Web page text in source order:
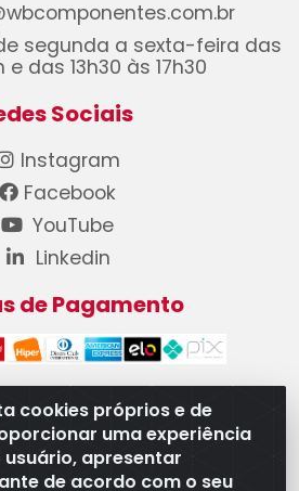
cookies próprios e de
uma experiência
apresentar
de acordo com o seu
segunda a sexta-feira das
e das 13h30 às 17h30
Sociais
Instagram
Facebook
YouTube
Linkedin
de Pagamento
Automotivos LTDA - CNPJ
- Rua do Níquel, 667 - Parque
Goiânia/GO - CEP 74375-660